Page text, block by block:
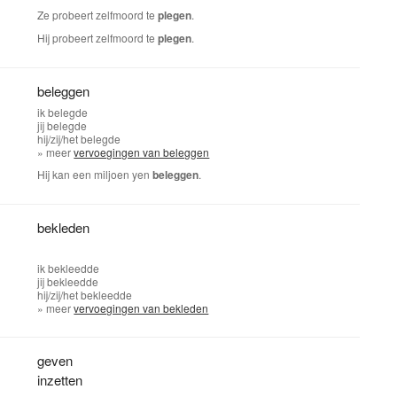
Ze probeert zelfmoord teplegen.
Hij probeert zelfmoord teplegen.
beleggen
ikbelegde
jijbelegde
hij/zij/hetbelegde
» meervervoegingen van beleggen
Hij kan een miljoen yenbeleggen.
bekleden
ikbekleedde
jijbekleedde
hij/zij/hetbekleedde
» meervervoegingen van bekleden
geven
inzetten